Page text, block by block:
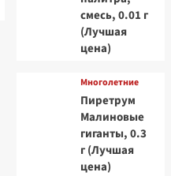
смесь, 0.01 г
(Лучшая
цена)
Многолетние
Пиретрум
Малиновые
гиганты, 0.3
г (Лучшая
цена)